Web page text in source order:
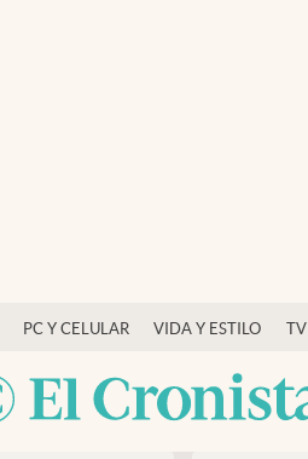
PC Y CELULAR VIDA Y ESTILO TV